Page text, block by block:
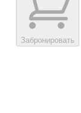
Забронировать